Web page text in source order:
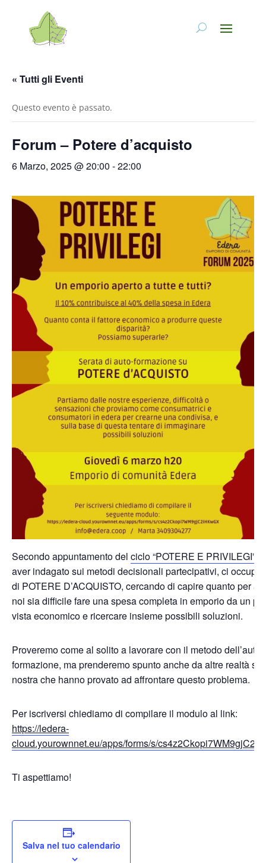
« Tutti gli Eventi
Questo evento è passato.
Forum – Potere d’acquisto
6 Marzo, 2025 @ 20:00 -22:00
Secondo appuntamento del ciclo “POTERE E PRIVILEGI”
aver indagato sui metodi decisionali partecipativi, ci
di POTERE D’ACQUISTO, cercando di capire quanto per
noi sia difficile fare una spesa completa in emporio da un
vista economico e ricercare insieme possibili soluzioni.
Proveremo come al solito a lavorare con il metodo dell’auto
formazione, ma prenderemo spunto anche da altre realtà
nostra che hanno provato ad affrontare questo problema.
Per iscriversi chiediamo di compilare il modulo al link:
https://ledera-
cloud.yourownnet.eu/apps/forms/s/
Ti aspettiamo!
Salva nel tuo calendario